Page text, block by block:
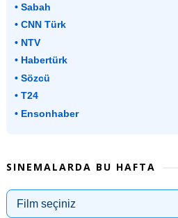
• Sabah
• CNN Türk
• NTV
• Habertürk
• Sözcü
• T24
• Ensonhaber
SINEMALARDA BU HAFTA